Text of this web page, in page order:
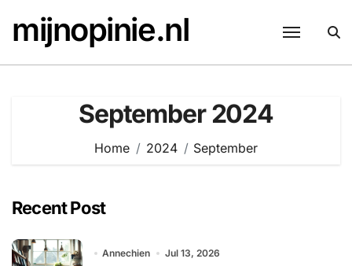
content
mijnopinie.nl
September 2024
Home 2024 September
Recent Post
Annechien Jul 13, 2026